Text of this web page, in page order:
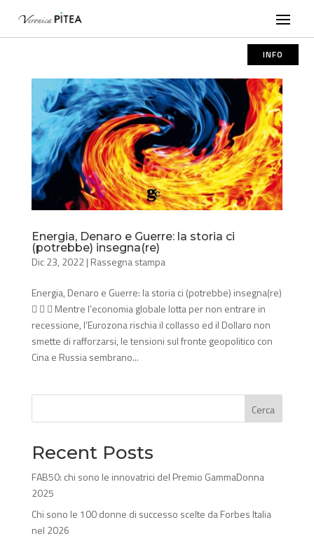
INFO
Energia, Denaro e Guerre: la storia ci
(potrebbe) insegna(re)
Dic 23, 2022| Rassegna stampa
Energia, Denaro e Guerre: la storia ci (potrebbe) insegna(re)
   Mentre l’economia globale lotta per non entrare in
recessione, l’Eurozona rischia il collasso ed il Dollaro non
smette di rafforzarsi, le tensioni sul fronte geopolitico con
Cina e Russia sembrano...
Cerca
Recent Posts
FAB50: chi sono le innovatrici del Premio GammaDonna
2025
Chi sono le 100 donne di successo scelte da Forbes Italia
nel 2026